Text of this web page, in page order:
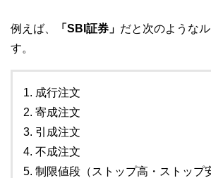
例えば、 「SBI証券」 だと次のような
す。
成行注文
寄成注文
引成注文
不成注文
制限値段（ストップ高・ストップ